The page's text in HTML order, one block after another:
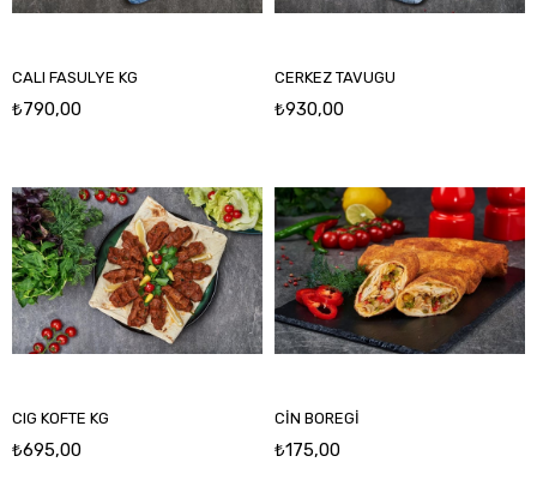
CALI FASULYE KG
₺790,00
CERKEZ TAVUGU
₺930,00
CIG KOFTE KG
₺695,00
CİN BOREGİ
₺175,00